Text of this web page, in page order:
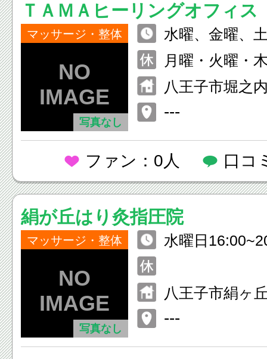
ＴＡＭＡヒーリングオフィス
マッサージ・整体
写真なし
水曜、金曜、
～18：00
月曜・火曜・
八王子市堀之
---
ファン：0人 口コ
絹が丘はり灸指圧院
マッサージ・整体
写真なし
水曜日
八王子市絹ヶ
---